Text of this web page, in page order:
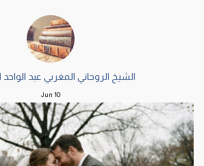
الشيخ الروحاني المغربي عبد
10
Jun